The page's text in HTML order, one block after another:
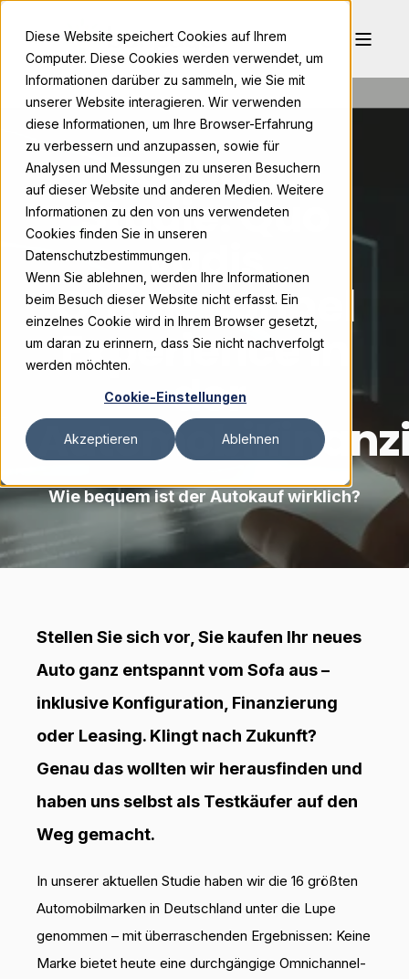
Diese Website speichert Cookies auf Ihrem
Computer. Diese Cookies werden verwendet, um
Informationen darüber zu sammeln, wie Sie mit
unserer Website interagieren. Wir verwenden
diese Informationen, um Ihre Browser-Erfahrung
zu verbessern und anzupassen, sowie für
Analysen und Messungen zu unseren Besuchern
auf dieser Website und anderen Medien. Weitere
Informationen zu den von uns verwendeten
Cookies finden Sie in unseren
Datenschutzbestimmungen.
Wenn Sie ablehnen, werden Ihre Informationen
beim Besuch dieser Website nicht erfasst. Ein
einzelnes Cookie wird in Ihrem Browser gesetzt,
um daran zu erinnern, dass Sie nicht nachverfolgt
werden möchten.
Cookie-Einstellungen
Akzeptieren Ablehnen
Bonpago
Studie: Quo
vadis
Omnichannel
Experience in
der
Wie bequem ist der Autokauf wirklich?
Stellen Sie sich vor, Sie kaufen Ihr neues
Auto ganz entspannt vom Sofa aus –
inklusive Konfiguration, Finanzierung
oder Leasing. Klingt nach Zukunft?
Genau das wollten wir herausfinden und
haben uns selbst als Testkäufer auf den
Weg gemacht.
In unserer aktuellen Studie haben wir die 16 größten
Automobilmarken in Deutschland unter die Lupe
genommen – mit überraschenden Ergebnissen: Keine
Marke bietet heute eine durchgängige Omnichannel-